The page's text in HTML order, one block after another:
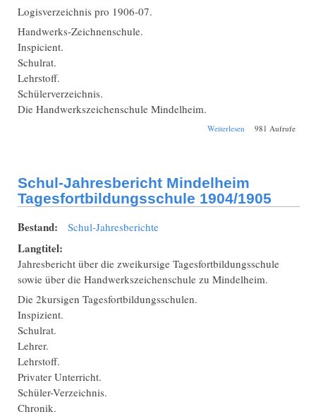
Logisverzeichnis pro 1906-07.
Handwerks-Zeichnenschule.
Inspicient.
Schulrat.
Lehrstoff.
Schülerverzeichnis.
Die Handwerkszeichenschule Mindelheim.
Weiterlesen über Schul-
981 Aufrufe
Schul-Jahresbericht Mindelheim
Tagesfortbildungsschule 1904/1905
Bestand: Schul-Jahresberichte
Langtitel:
Jahresbericht über die zweikursige Tagesfortbildungsschule
sowie über die Handwerkszeichenschule zu Mindelheim.
Die 2kursigen Tagesfortbildungsschulen.
Inspizient.
Schulrat.
Lehrer.
Lehrstoff.
Privater Unterricht.
Schüler-Verzeichnis.
Chronik.